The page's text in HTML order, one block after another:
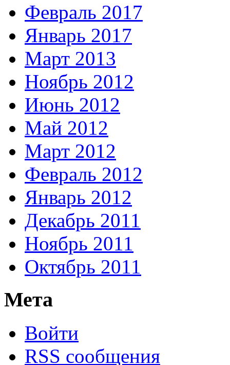
Февраль 2017
Январь 2017
Март 2013
Ноябрь 2012
Июнь 2012
Май 2012
Март 2012
Февраль 2012
Январь 2012
Декабрь 2011
Ноябрь 2011
Октябрь 2011
Мета
Войти
RSS сообщения